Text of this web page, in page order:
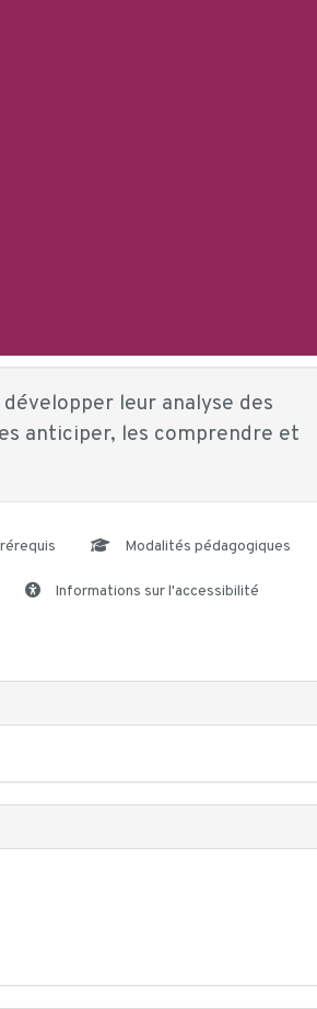
leur analyse des
anticiper, les comprendre et
Modalités pédagogiques
Informations sur l'accessibilité